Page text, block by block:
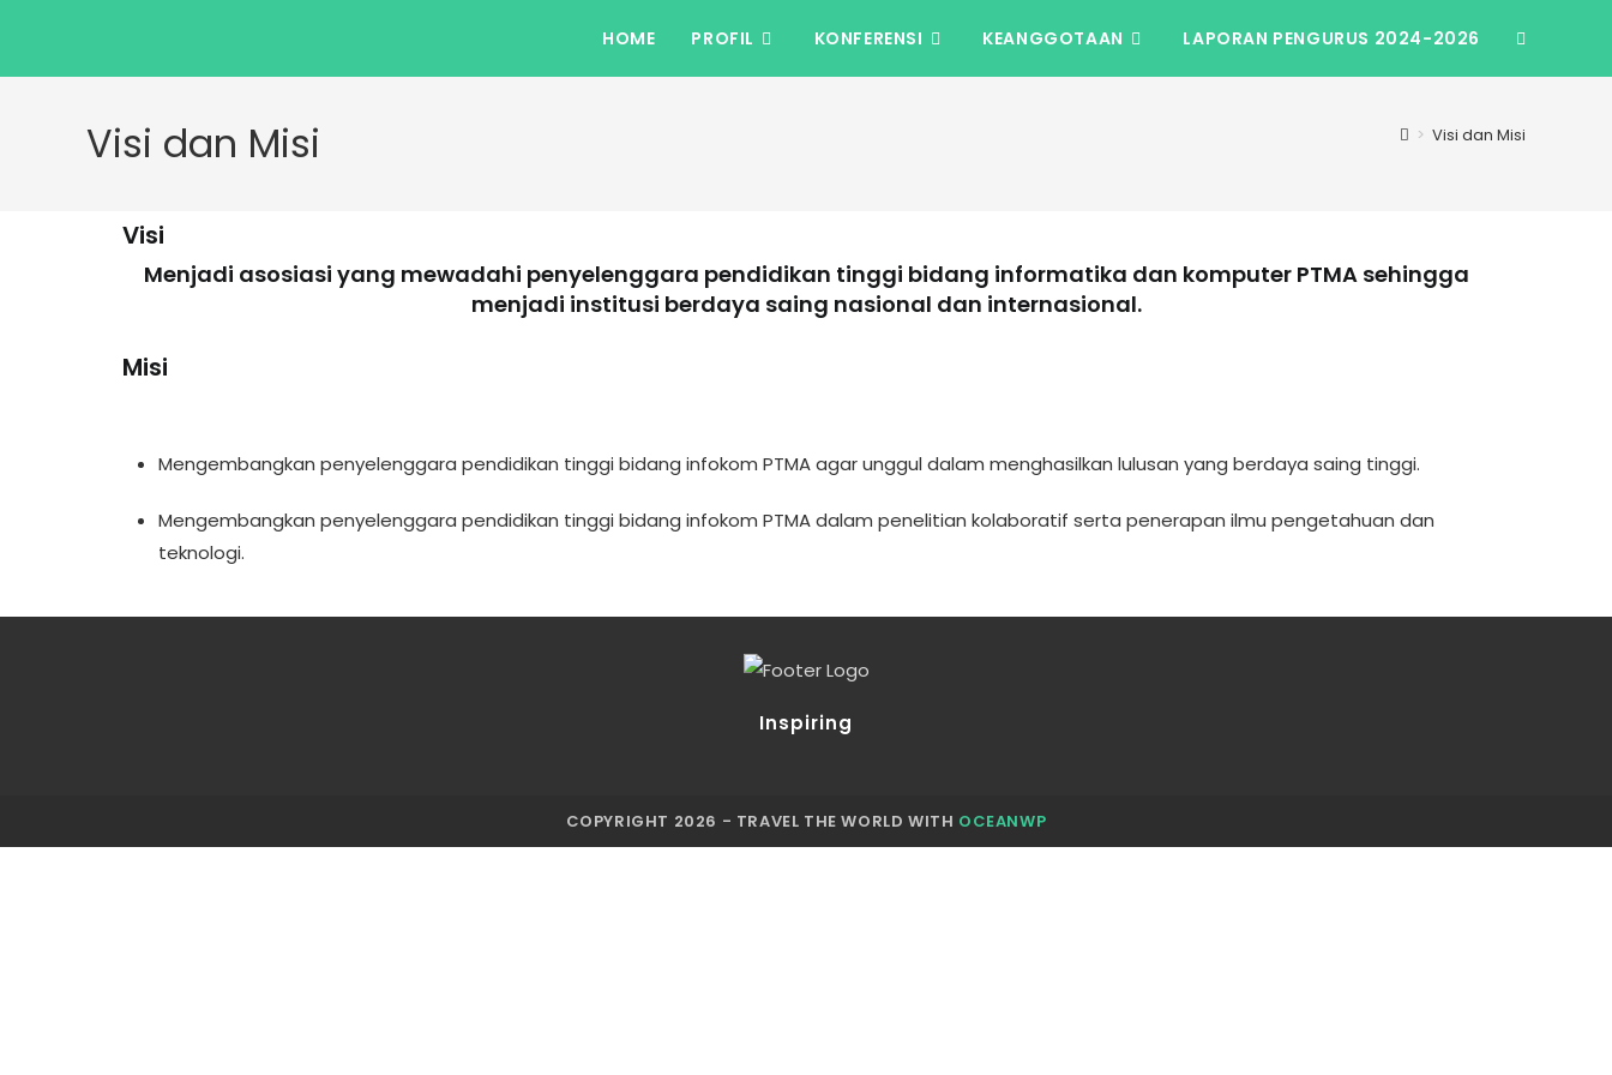
HOME PROFIL KONFERENSI KEANGGOTAAN LAPORAN PENGURUS 2024-2026
Visi dan Misi > Visi dan Misi
Visi
Menjadi asosiasi yang mewadahi penyelenggara pendidikan tinggi bidang informatika dan komputer PTMA sehingga
menjadi institusi berdaya saing nasional dan internasional.
Misi
Mengembangkan penyelenggara pendidikan tinggi bidang infokom PTMA agar unggul dalam menghasilkan lulusan yang berdaya saing tinggi.
Mengembangkan penyelenggara pendidikan tinggi bidang infokom PTMA dalam penelitian kolaboratif serta penerapan ilmu pengetahuan dan
teknologi.
Inspiring
COPYRIGHT 2026 - TRAVEL THE WORLD WITH OCEANWP